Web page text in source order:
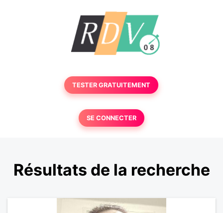
TESTER GRATUITEMENT
SE CONNECTER
Résultats de la recherche